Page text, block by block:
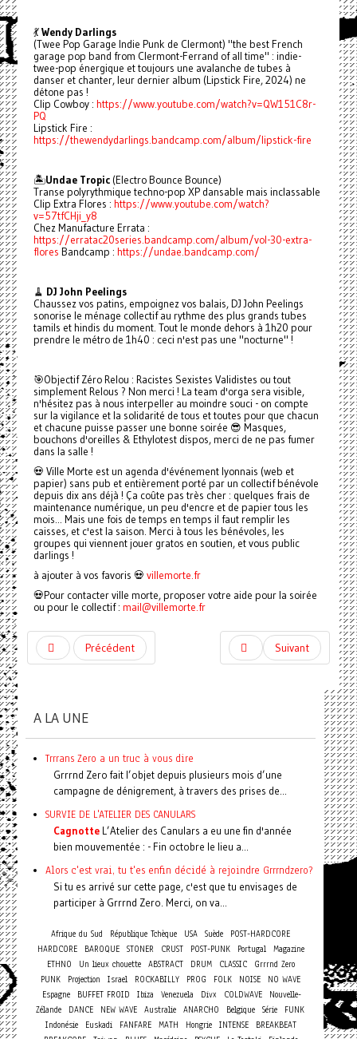
💃Wendy Darlings
(Twee Pop Garage Indie Punk de Clermont) "the best French
garage pop band from Clermont-Ferrand of all time" : indie-
twee-pop énergique et toujours une avalanche de tubes à
danser et chanter, leur dernier album (Lipstick Fire, 2024) ne
détone pas !
Clip Cowboy : https://www.youtube.com/watch?v=QW151C8r-
PQ
Lipstick Fire :
https://thewendydarlings.bandcamp.com/album/lipstick-fire
🏝️Undae Tropic(Electro Bounce Bounce)
Transe polyrythmique techno-pop XP dansable mais inclassable
Clip Extra Flores : https://www.youtube.com/watch?
v=57tfCHji_y8
Chez Manufacture Errata :
https://erratac20series.bandcamp.com/album/vol-30-extra-
flores Bandcamp : https://undae.bandcamp.com/
🧹 DJ John Peelings
Chaussez vos patins, empoignez vos balais, DJ John Peelings
sonorise le ménage collectif au rythme des plus grands tubes
tamils et hindis du moment. Tout le monde dehors à 1h20 pour
prendre le métro de 1h40 : ceci n'est pas une "nocturne" !
🎯Objectif Zéro Relou : Racistes Sexistes Validistes ou tout
simplement Relous ? Non merci ! La team d'orga sera visible,
n'hésitez pas à nous interpeller au moindre souci - on compte
sur la vigilance et la solidarité de tous et toutes pour que chacun
et chacune puisse passer une bonne soirée 😎 Masques,
bouchons d'oreilles & Ethylotest dispos, merci de ne pas fumer
dans la salle !
💀 Ville Morte est un agenda d'événement lyonnais (web et
papier) sans pub et entièrement porté par un collectif bénévole
depuis dix ans déjà ! Ça coûte pas très cher : quelques frais de
maintenance numérique, un peu d'encre et de papier tous les
mois... Mais une fois de temps en temps il faut remplir les
caisses, et c'est la saison. Merci à tous les bénévoles, les
groupes qui viennent jouer gratos en soutien, et vous public
darlings !
à ajouter à vos favoris 💀 villemorte.fr
💀Pour contacter ville morte, proposer votre aide pour la soirée
ou pour le collectif : mail@villemorte.fr
Précédent Suivant
A LA UNE
Trrrans Zero a un truc à vous dire
Grrrnd Zero fait l’objet depuis plusieurs mois d’une
campagne de dénigrement, à travers des prises de...
SURVIE DE L'ATELIER DES CANULARS
CagnotteL’Atelier des Canulars a eu une fin d'année
bien mouvementée : - Fin octobre le lieu a...
Alors c'est vrai, tu t'es enfin décidé à rejoindre Grrrndzero?
Si tu es arrivé sur cette page, c'est que tu envisages de
participer à Grrrnd Zero. Merci, on va...
Afrique du Sud République Tchèque USA Suède
POST-HARDCORE
HARDCORE
BAROQUE STONER CRUST POST-PUNK Portugal
Magazine
ETHNO
Un lieux chouette ABSTRACT DRUM CLASSIC
Grrrnd Zero
PUNK
Projection Israel ROCKABILLY PROG FOLK NOISE
NO WAVE
Espagne
BUFFET FROID Ibiza Venezuela Divx COLDWAVE
Nouvelle-
Zélande
DANCE NEW WAVE Australie ANARCHO Belgique Série
FUNK
Indonésie
Euskadi FANFARE MATH Hongrie INTENSE
BREAKBEAT